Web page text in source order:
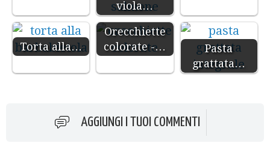
viola…
Torta alla…
Orecchiette
colorate -…
Pasta
grattata…
AGGIUNGI I TUOI COMMENTI